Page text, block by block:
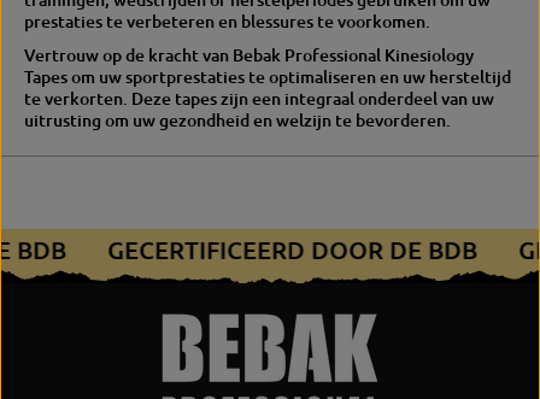
sprestaties te verbeteren en blessures te voorkomen.
Vertrouw op de kracht van Bebak Professional Kinesiology
Tapes om uw sportprestaties te optimaliseren en uw hersteltijd
te verkorten. Deze tapes zijn een integraal onderdeel van uw
uitrusting om uw gezondheid en welzijn te bevorderen.
BDB GECERTIFICEERD DOOR DE BDB